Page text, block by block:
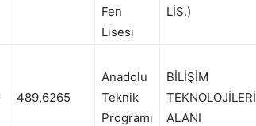
Fen
Lisesi
LİS.)
489,6265
Anadolu
Teknik
Programı
BİLİŞİM
TEKNOLOJİLERİ
ALANI